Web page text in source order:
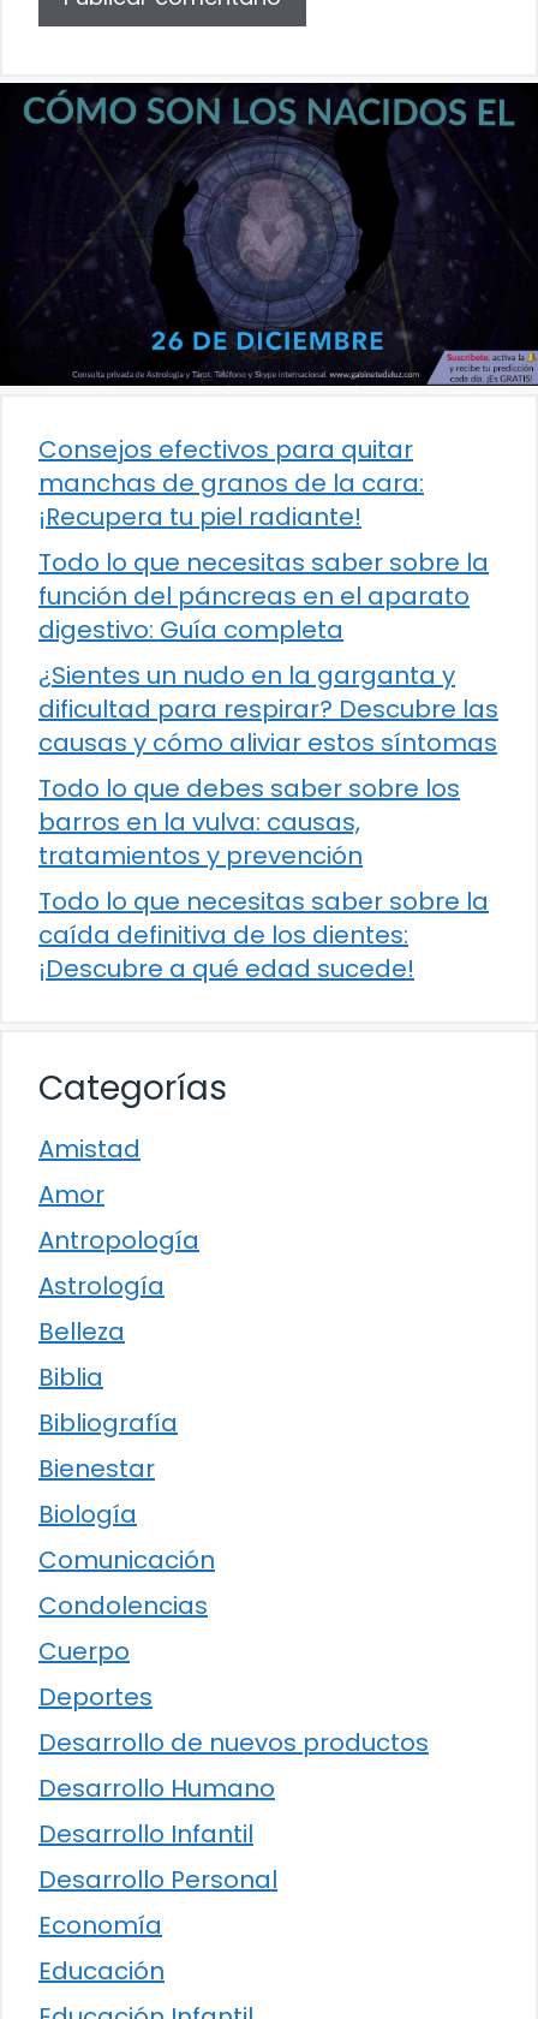
Consejos efectivos para quitar
manchas de granos de la cara:
¡Recupera tu piel radiante!
Todo lo que necesitas saber sobre la
función del páncreas en el aparato
digestivo: Guía completa
¿Sientes un nudo en la garganta y
dificultad para respirar? Descubre las
causas y cómo aliviar estos síntomas
Todo lo que debes saber sobre los
barros en la vulva: causas,
tratamientos y prevención
Todo lo que necesitas saber sobre la
caída definitiva de los dientes:
¡Descubre a qué edad sucede!
Categorías
Amistad
Amor
Antropología
Astrología
Belleza
Biblia
Bibliografía
Bienestar
Biología
Comunicación
Condolencias
Cuerpo
Deportes
Desarrollo de nuevos productos
Desarrollo Humano
Desarrollo Infantil
Desarrollo Personal
Economía
Educación